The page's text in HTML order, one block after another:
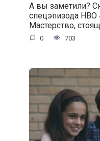
А вы заметили?
спецэпизода HBO
Мастерство,
0 703